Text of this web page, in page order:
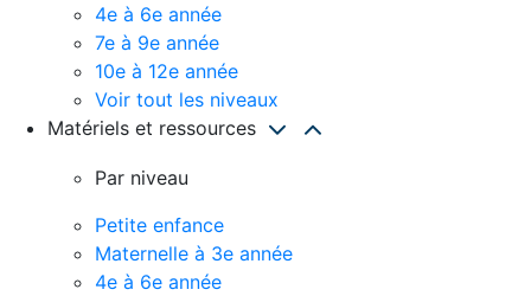
4e à 6e année
7e à 9e année
10e à 12e année
Voir tout les niveaux
Matériels et ressources
Par niveau
Petite enfance
Maternelle à 3e année
4e à 6e année